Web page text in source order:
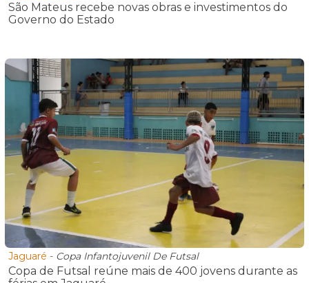
São Mateus recebe novas obras e investimentos do
Governo do Estado
Jaguaré - Copa Infantojuvenil De Futsal
Copa de Futsal reúne mais de 400 jovens durante as